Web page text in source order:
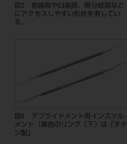
図3 前歯部や臼歯部、根分岐部など
にアクセスしやすい形状を有してい
る。
図5 デブライドメント用インスツル
メント（黄色のリング（下）は「チタ
ン製」